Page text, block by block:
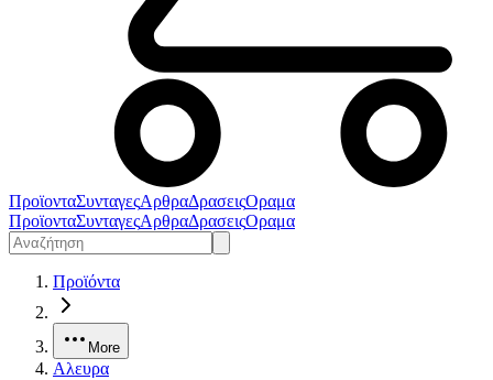
ΠροϊονταΣυνταγεςΑρθραΔρασειςΟραμα
ΠροϊονταΣυνταγεςΑρθραΔρασειςΟραμα
Προϊόντα
More
Αλευρα